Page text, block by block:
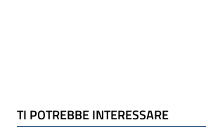
TI POTREBBE INTERESSARE
TI POTREBBE INTERESSARE